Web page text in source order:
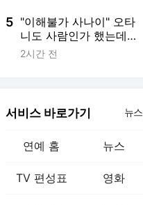
의 처분
5 "이해불가 사나이" 오타
니도 사람인가 했는데…
어느새 1위 등극, MVP
2시간 전
서비스 바로가기 뉴스
연예 홈 뉴스
TV 편성표 영화